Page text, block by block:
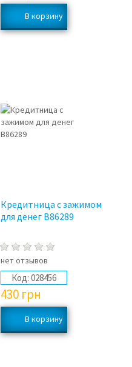
Кредитница с зажимом
для денег B86289
нет отзывов
Код: 028456
430 грн